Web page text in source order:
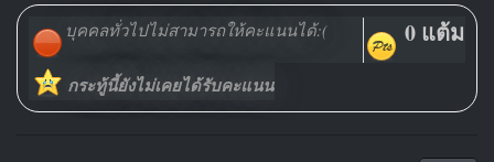
บุคคลทั่วไปไม่สามารถให้คะแนนได้:( 0 แต้ม
กระทู้นี้ยังไม่เคยได้รับคะแนน